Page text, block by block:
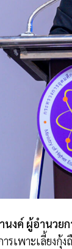
นงค์ ผู้อำนว
รเพาะเลี้ยงกุ้